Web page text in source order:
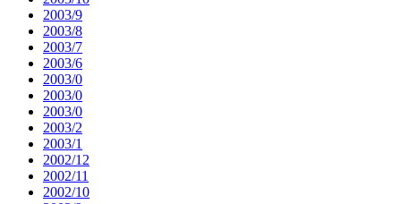
2003/9
2003/8
2003/7
2003/6
2003/0
2003/0
2003/0
2003/2
2003/1
2002/12
2002/11
2002/10